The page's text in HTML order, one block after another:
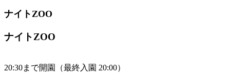
ナイトZOO
ナイトZOO
20:30まで開園（最終入園 20:00）